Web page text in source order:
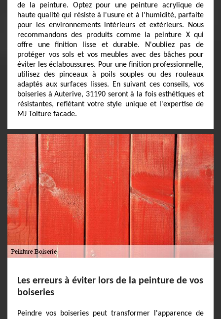
de la peinture. Optez pour une peinture acrylique de
haute qualité qui résiste à l'usure et à l'humidité, parfaite
pour les environnements intérieurs et extérieurs. Nous
recommandons des produits comme la peinture X qui
offre une finition lisse et durable. N'oubliez pas de
protéger vos sols et vos meubles avec des bâches pour
éviter les éclaboussures. Pour une finition professionnelle,
utilisez des pinceaux à poils souples ou des rouleaux
adaptés aux surfaces lisses. En suivant ces conseils, vos
boiseries à Auterive, 31190 seront à la fois esthétiques et
résistantes, reflétant votre style unique et l'expertise de
MJ Toiture facade.
Les erreurs à éviter lors de la peinture de vos
boiseries
Peindre vos boiseries peut transformer l'apparence de